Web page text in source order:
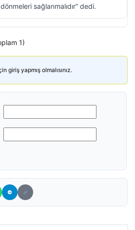
sağlanmalıdır” dedi.
1)
giriş yapmış olmalısınız.